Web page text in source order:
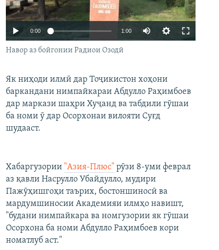
ГУЗОРИШҲОИ РАДИОӢ
Русский
Ҳамаи сомонаҳои RFE/RL
Auto 240p 360p 480p
720p 1080p
0:00 1:00
480p
720p
1080p
Навор аз бойгонии Радиои Озодӣ
Як ниҳоди илмӣ дар Тоҷикистон хоҳони
баркандани нимпайкараи Абдулло Раҳимбоев
дар маркази шаҳри Хуҷанд ва табдили гӯшаи
ба номи ӯ дар Осорхонаи вилояти Суғд
шудааст.
Хабаргузории "Азия-Плюс" рӯзи 8-уми феврал
аз қавли Насрулло Убайдулло, мудири
Пажӯҳишгоҳи таърих, бостоншиносӣ ва
мардумшиносии Академияи илмҳо навишт,
"будани нимпайкара ва номгузории як гӯшаи
Осорхона ба номи Абдулло Раҳимбоев кори
номатлуб аст."